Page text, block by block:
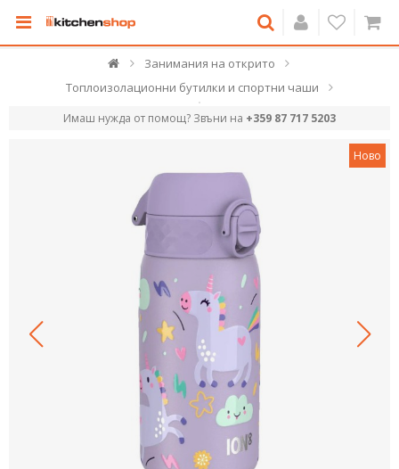
Занимания на открито
Топлоизолационни бутилки и спортни чаши
Имаш нужда от помощ? Звъни на +359 87 717 5203
Ново